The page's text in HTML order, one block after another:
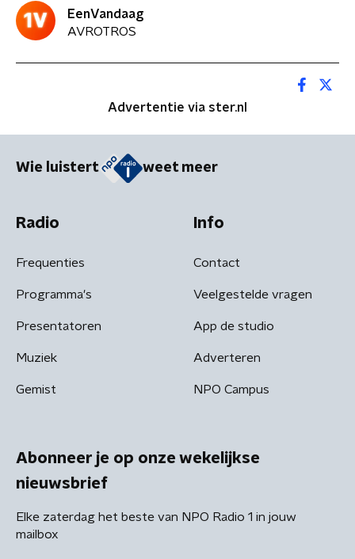
EenVandaag
AVROTROS
Advertentie via ster.nl
Wie luistert weet meer
Radio
Frequenties
Programma's
Presentatoren
Muziek
Gemist
Info
Contact
Veelgestelde vragen
App de studio
Adverteren
NPO Campus
Abonneer je op onze wekelijkse
nieuwsbrief
Elke zaterdag het beste van NPO Radio 1 in jouw
mailbox